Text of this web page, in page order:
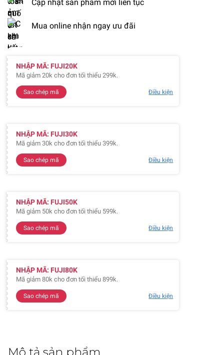
Cập nhật sản phẩm mới liên tục
Mua online nhận ngay ưu đãi
NHẬP MÃ: FUJI20K
Mã giảm 20k cho đơn tối thiểu 299k.
Sao chép mã Điều kiện
NHẬP MÃ: FUJI30K
Mã giảm 30k cho đơn tối thiểu 399k.
Sao chép mã Điều kiện
NHẬP MÃ: FUJI50K
Mã giảm 50k cho đơn tối thiểu 599k.
Sao chép mã Điều kiện
NHẬP MÃ: FUJI80K
Mã giảm 80k cho đơn tối thiểu 899k.
Sao chép mã Điều kiện
Mô tả sản phẩm